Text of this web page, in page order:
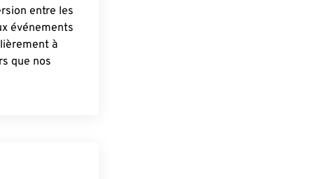
entre les
événements
à
que nos